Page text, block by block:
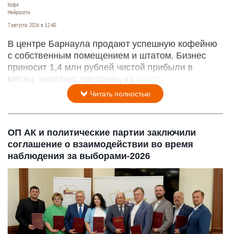
Кофе.
Нейросети
7 августа 2026 в 12:40
В центре Барнаула продают успешную кофейню
с собственным помещением и штатом. Бизнес
приносит 1,4 млн рублей чистой прибыли в
месяц, заявляет продавец на
Авито
Читать полностью
ОП АК и политические партии заключили
соглашение о взаимодействии во время
наблюдения за выборами-2026